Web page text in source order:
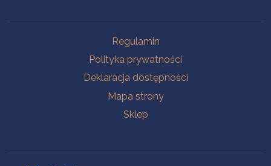
Regulamin
Polityka prywatności
Deklaracja dostępności
Mapa strony
Sklep